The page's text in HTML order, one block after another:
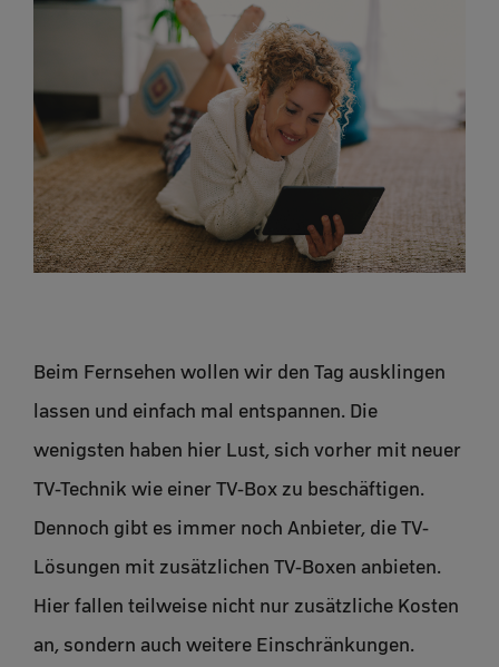
Beim Fernsehen wollen wir den Tag ausklingen
lassen und einfach mal entspannen. Die
wenigsten haben hier Lust, sich vorher mit neuer
TV-Technik wie einer TV-Box zu beschäftigen.
Dennoch gibt es immer noch Anbieter, die TV-
Lösungen mit zusätzlichen TV-Boxen anbieten.
Hier fallen teilweise nicht nur zusätzliche Kosten
an, sondern auch weitere Einschränkungen.